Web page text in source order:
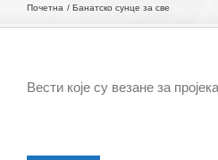
Почетна Банатско сунце за све
Вести које су везане за